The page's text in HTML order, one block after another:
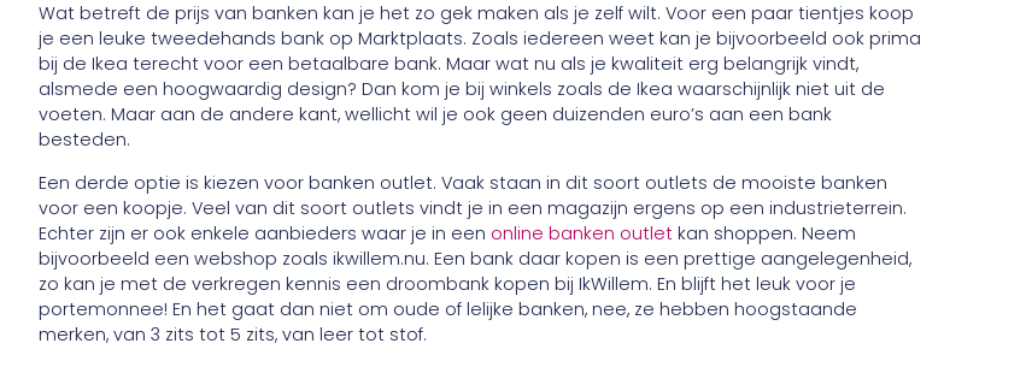
Wat betreft de prijs van banken kan je het zo gek maken als je zelf wilt. Voor een paar tientjes koop
je een leuke tweedehands bank op Marktplaats. Zoals iedereen weet kan je bijvoorbeeld ook prima
bij de Ikea terecht voor een betaalbare bank. Maar wat nu als je kwaliteit erg belangrijk vindt,
alsmede een hoogwaardig design? Dan kom je bij winkels zoals de Ikea waarschijnlijk niet uit de
voeten. Maar aan de andere kant, wellicht wil je ook geen duizenden euro’s aan een bank
besteden.
Een derde optie is kiezen voor banken outlet. Vaak staan in dit soort outlets de mooiste banken
voor een koopje. Veel van dit soort outlets vindt je in een magazijn ergens op een industrieterrein.
Echter zijn er ook enkele aanbieders waar je in een online banken outlet kan shoppen. Neem
bijvoorbeeld een webshop zoals ikwillem.nu. Een bank daar kopen is een prettige aangelegenheid,
zo kan je met de verkregen kennis een droombank kopen bij IkWillem. En blijft het leuk voor je
portemonnee! En het gaat dan niet om oude of lelijke banken, nee, ze hebben hoogstaande
merken, van 3 zits tot 5 zits, van leer tot stof.